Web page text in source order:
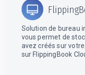
Solution de bureau
vous permet de
avez créés sur
sur FlippingBook